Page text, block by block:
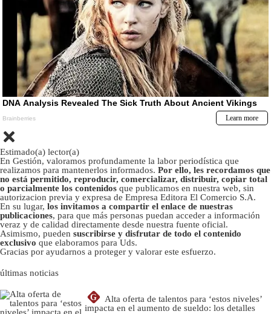
Estimado(a) lector(a)
En Gestión, valoramos profundamente la labor periodística que
realizamos para mantenerlos informados. Por ello, les recordamos que
no está permitido, reproducir, comercializar, distribuir, copiar total
o parcialmente los contenidos que publicamos en nuestra web, sin
autorizacion previa y expresa de Empresa Editora El Comercio S.A.
En su lugar, los invitamos a compartir el enlace de nuestras
publicaciones, para que más personas puedan acceder a información
veraz y de calidad directamente desde nuestra fuente oficial.
Asimismo, pueden suscribirse y disfrutar de todo el contenido
exclusivo que elaboramos para Uds.
Gracias por ayudarnos a proteger y valorar este esfuerzo.
últimas noticias
G
Alta oferta de talentos para ‘estos niveles’
impacta en el aumento de sueldo: los detalles